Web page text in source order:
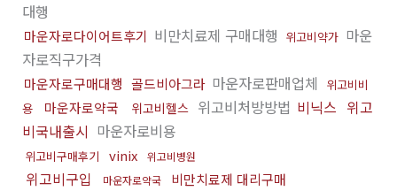
대행
마운자로다이어트후기 비만치료제 구매대행 위고비약가 마운
자로직구가격
마운자로구매대행 골드비아그라 마운자로판매업체
위고비비
용
마운자로약국 위고비헬스 위고비처방방법 비닉스 위고
비국내출시 마운자로비용
위고비구매후기 vinix 위고비병원
위고비구입 마운자로약국 비만치료제 대리구매